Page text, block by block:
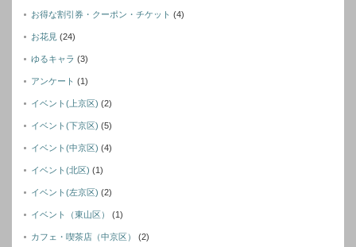
お得な割引券・クーポン・チケット (4)
お花見 (24)
ゆるキャラ (3)
アンケート (1)
イベント(上京区) (2)
イベント(下京区) (5)
イベント(中京区) (4)
イベント(北区) (1)
イベント(左京区) (2)
イベント（東山区） (1)
カフェ・喫茶店（中京区） (2)